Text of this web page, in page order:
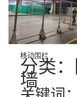
移动围栏
分类：
墙